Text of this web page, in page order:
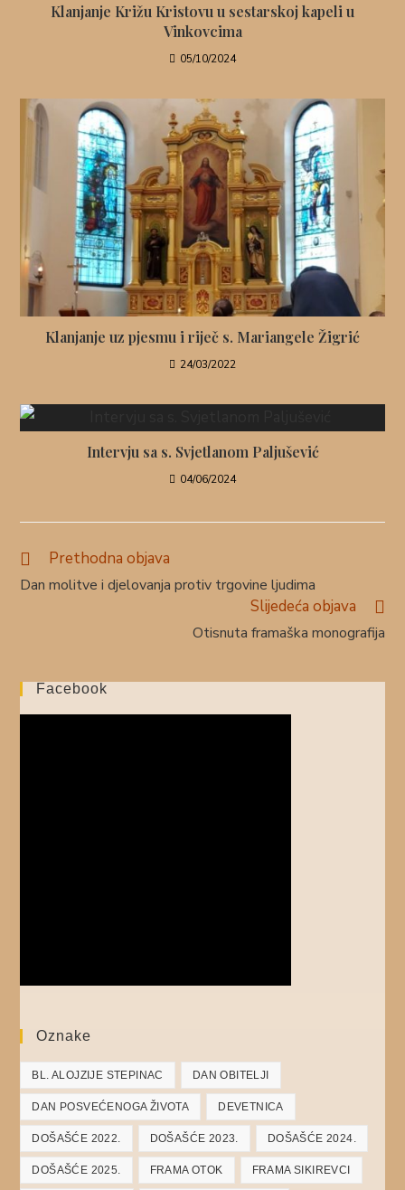
Klanjanje Križu Kristovu u sestarskoj kapeli u
Vinkovcima
05/10/2024
Klanjanje uz pjesmu i riječ s. Mariangele Žigrić
24/03/2022
Intervju sa s. Svjetlanom Paljušević
04/06/2024
Prethodna objava
Dan molitve i djelovanja protiv trgovine ljudima
Slijedeća objava
Otisnuta framaška monografija
Facebook
Oznake
BL. ALOJZIJE STEPINAC DAN OBITELJI
DAN POSVEĆENOGA ŽIVOTA DEVETNICA
DOŠAŠĆE 2022. DOŠAŠĆE 2023. DOŠAŠĆE 2024.
DOŠAŠĆE 2025. FRAMA OTOK FRAMA SIKIREVCI